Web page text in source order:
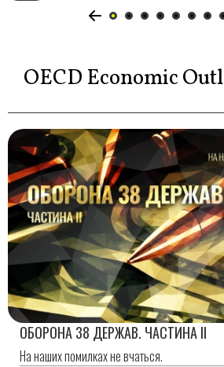
OECD Economic
ОБОРОНА 38 ДЕРЖАВ. ЧАСТИНА ІІ
На наших помилках не вчаться.